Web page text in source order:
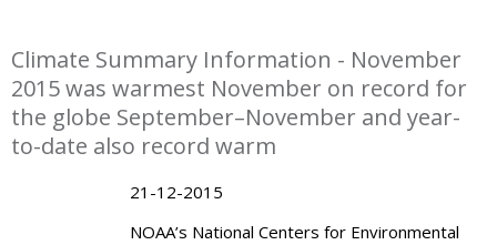
Climate Summary Information - November
2015 was warmest November on record for
the globe September–November and year-
to-date also record warm
21-12-2015
NOAA’s National Centers for Environmental